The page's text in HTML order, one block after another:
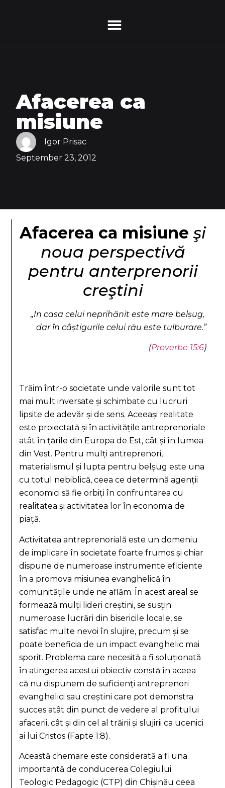
Afacerea ca
misiune
Igor Prisac
September 23, 2012
Afacerea ca misiuneşi
noua perspectivă
pentru anterprenorii
creştini
„In casa celui neprihănit este mare belșug,
dar în câștigurile celui rău este tulburare.”
(Proverbe 15:6)
Trăim într-o societate unde valorile sunt tot
mai mult inversate și schimbate cu lucruri
lipsite de adevăr și de sens. Aceeași realitate
este proiectată și în activitățile antreprenoriale
atât în țările din Europa de Est, cât și în lumea
din Vest. Pentru mulți antreprenori,
materialismul și lupta pentru belșug este una
cu totul nebiblică, ceea ce determină agenții
economici să fie orbiți în confruntarea cu
realitatea și activitatea lor în economia de
piață.
Activitatea antreprenorială este un domeniu
de implicare în societate foarte frumos și chiar
dispune de numeroase instrumente eficiente
în a promova misiunea evanghelică în
comunitățile unde ne aflăm. În acest areal se
formează mulți lideri creștini, se susțin
numeroase lucrări din bisericile locale, se
satisfac multe nevoi în slujire, precum și se
poate beneficia de un impact evanghelic mai
sporit. Problema care necesită a fi soluționată
în atingerea acestui obiectiv constă în aceea
că nu dispunem de suficienți antreprenori
evanghelici sau creștini care pot demonstra
succes atât din punct de vedere al profitului
afacerii, cât și din cel al trăirii și slujirii ca ucenici
ai lui Cristos (Fapte 1:8).
Această chemare este considerată a fi una
importantă de conducerea Colegiului
Teologic Pedagogic (CTP) din Chișinău ceea